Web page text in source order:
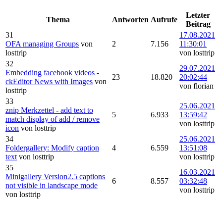
Thema Antworten Aufrufe
Letzter
Beitrag
31
OFA managing Groups von
losttrip
2 7.156
17.08.2021
11:30:01
von losttrip
32
Embedding facebook videos -
ckEditor News with Images von
losttrip
23 18.820
29.07.2021
20:02:44
von florian
33
znip Merkzettel - add text to
match display of add / remove
icon von losttrip
5 6.933
25.06.2021
13:59:42
von losttrip
34
Foldergallery: Modify caption
text von losttrip
4 6.559
25.06.2021
13:51:08
von losttrip
35
Minigallery Version2.5 captions
not visible in landscape mode
von losttrip
6 8.557
16.03.2021
03:32:48
von losttrip